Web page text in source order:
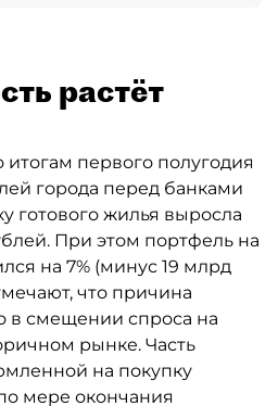
растёт
первого полугодия
города перед банками
готового жилья выросла
При этом портфель на
на 7% (минус 19 млрд
что причина
в смещении спроса на
рынке. Часть
на покупку
мере окончания